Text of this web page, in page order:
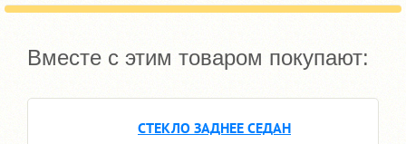
Вместе с этим товаром покупают:
СТЕКЛО ЗАДНЕЕ СЕДАН